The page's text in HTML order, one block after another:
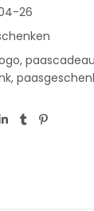
26
, paascadeau
,